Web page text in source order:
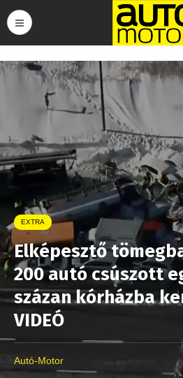
EXTRA
Elképesztő
200 autó csúszott
százan kórházba
VIDEÓ
Autó-Motor